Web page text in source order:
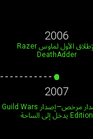
2006
الإطلاق الأول لماوس Razer
DeathAdder
2007
أول إصدار مرخص—إصدار Guild Wars
Edition يدخل إلى الساحة